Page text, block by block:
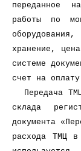
переданное
работы по
хранение,
системе
счет на
Передача
склада
документа
расхода ТМЦ в